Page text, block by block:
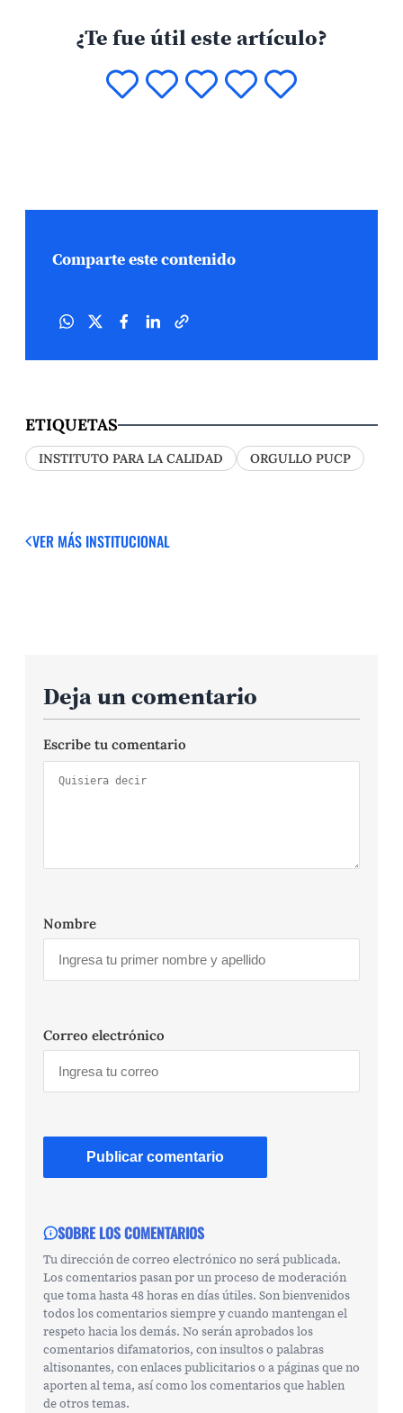
¿Te fue útil este artículo?
Comparte este contenido
ETIQUETAS
INSTITUTO PARA LA CALIDAD ORGULLO PUCP
VER MÁS INSTITUCIONAL
Deja un comentario
Escribe tu comentario
Nombre
Correo electrónico
SOBRE LOS COMENTARIOS
Tu dirección de correo electrónico no será publicada.
Los comentarios pasan por un proceso de moderación
que toma hasta 48 horas en días útiles. Son bienvenidos
todos los comentarios siempre y cuando mantengan el
respeto hacia los demás. No serán aprobados los
comentarios difamatorios, con insultos o palabras
altisonantes, con enlaces publicitarios o a páginas que no
aporten al tema, así como los comentarios que hablen
de otros temas.